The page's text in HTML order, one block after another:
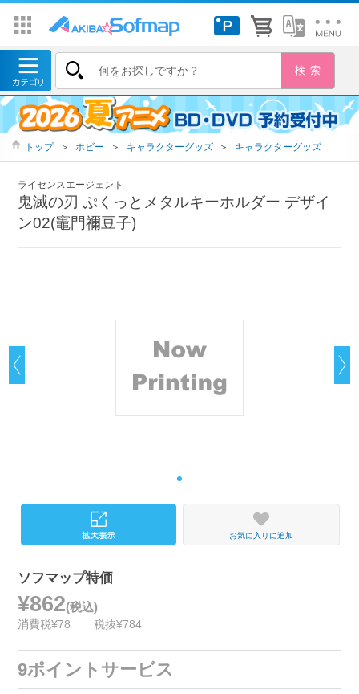
トップ ＞ ホビー ＞ キャラクターグッズ ＞ キャラクターグッズ
ライセンスエージェント
鬼滅の刃 ぷくっとメタルキーホルダー デザイ
ン02(竈門禰豆子)
お気に入りに追加
ソフマップ特価
¥862(税込)
消費税¥78 税抜¥784
9ポイントサービス